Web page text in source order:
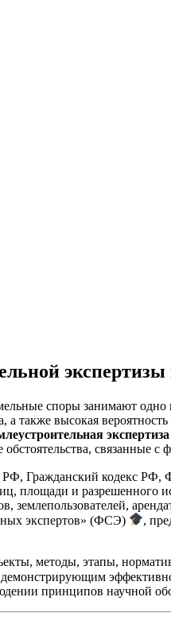
споры занимают одно
а также высокая
экспертиза
РФ, Гражданский кодекс
площади и разрешенного
экспертов» (ФСЭ)
,
методы, этапы,
принципов научной